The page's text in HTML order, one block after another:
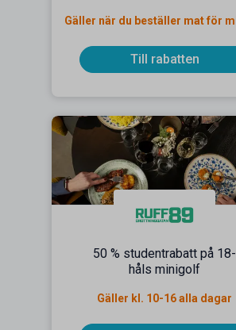
Till rabatten
50 % studentrabatt på 18-
håls minigolf
Gäller kl. 10-16 alla dagar